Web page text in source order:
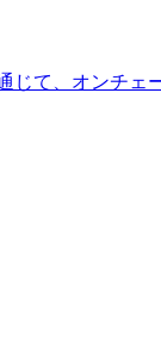
じて、オンチ